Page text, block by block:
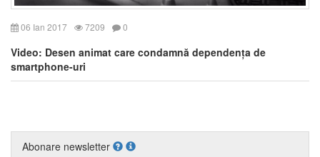
06 Ian 2017 7209 0
Video: Desen animat care condamnă dependența de
smartphone-uri
Abonare newsletter